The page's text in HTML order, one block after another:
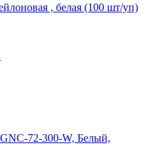
, белая (100 шт/уп)
72-300-W, Белый,